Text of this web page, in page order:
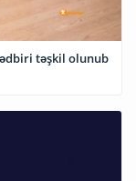
təşkil olunub